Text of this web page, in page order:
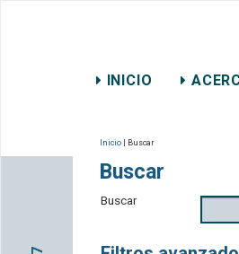
INICIO
Inicio | Buscar
Buscar
Buscar